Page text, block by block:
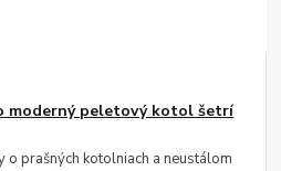
moderný peletový kotol šetrí
o prašných kotolniach a neustálom